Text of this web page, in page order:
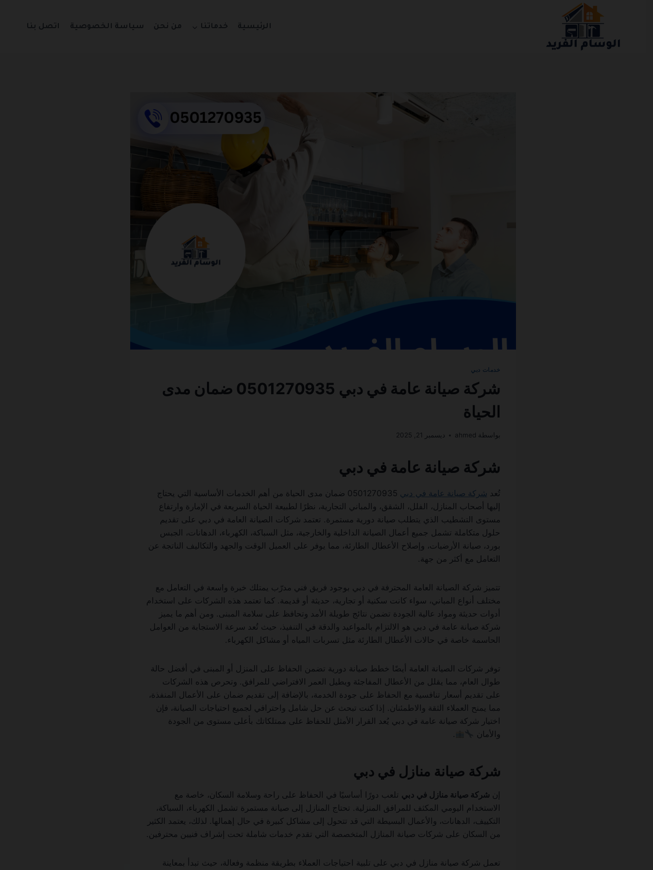
الرئيسية خدماتنا من نحن سياسة الخصوصية اتصل بنا
خدمات دبي
شركة صيانة عامة في دبي 0501270935 ضمان مدى
الحياة
بواسطة ahmed ديسمبر 21, 2025
شركة صيانة عامة في دبي
تُعد شركة صيانة عامة في دبي
0501270935 ضمان مدى الحياة من أهم الخدمات الأساسية التي يحتاج
إليها أصحاب المنازل، الفلل، الشقق، والمباني التجارية، نظرًا لطبيعة الحياة السريعة في الإمارة وارتفاع
مستوى التشطيب الذي يتطلب صيانة دورية مستمرة. تعتمد شركات الصيانة العامة في دبي على تقديم
حلول متكاملة تشمل جميع أعمال الصيانة الداخلية والخارجية، مثل السباكة، الكهرباء، الدهانات، الجبس
بورد، صيانة الأرضيات، وإصلاح الأعطال الطارئة، مما يوفر على العميل الوقت والجهد والتكاليف الناتجة عن
التعامل مع أكثر من جهة.
تتميز شركة الصيانة العامة المحترفة في دبي بوجود فريق فني مدرّب يمتلك خبرة واسعة في التعامل مع
مختلف أنواع المباني، سواء كانت سكنية أو تجارية، حديثة أو قديمة. كما تعتمد هذه الشركات على استخدام
أدوات حديثة ومواد عالية الجودة تضمن نتائج طويلة الأمد وتحافظ على سلامة المبنى. ومن أهم ما يميز
شركة صيانة عامة في دبي هو الالتزام بالمواعيد والدقة في التنفيذ، حيث تُعد سرعة الاستجابة من العوامل
الحاسمة خاصة في حالات الأعطال الطارئة مثل تسربات المياه أو مشاكل الكهرباء.
توفر شركات الصيانة العامة أيضًا خطط صيانة دورية تضمن الحفاظ على المنزل أو المبنى في أفضل حالة
طوال العام، مما يقلل من الأعطال المفاجئة ويطيل العمر الافتراضي للمرافق. وتحرص هذه الشركات
على تقديم أسعار تنافسية مع الحفاظ على جودة الخدمة، بالإضافة إلى تقديم ضمان على الأعمال المنفذة،
مما يمنح العملاء الثقة والاطمئنان. إذا كنت تبحث عن حل شامل واحترافي لجميع احتياجات الصيانة، فإن
اختيار شركة صيانة عامة في دبي يُعد القرار الأمثل للحفاظ على ممتلكاتك بأعلى مستوى من الجودة
والأمان
.
شركة صيانة منازل في دبي
إن شركة صيانة منازل في دبي تلعب دورًا أساسيًا في الحفاظ على راحة وسلامة السكان، خاصة مع
الاستخدام اليومي المكثف للمرافق المنزلية. تحتاج المنازل إلى صيانة مستمرة تشمل الكهرباء، السباكة،
التكييف، الدهانات، والأعمال البسيطة التي قد تتحول إلى مشاكل كبيرة في حال إهمالها. لذلك، يعتمد الكثير
من السكان على شركات صيانة المنازل المتخصصة التي تقدم خدمات شاملة تحت إشراف فنيين محترفين.
تعمل شركة صيانة منازل في دبي على تلبية احتياجات العملاء بطريقة منظمة وفعالة، حيث تبدأ بمعاينة